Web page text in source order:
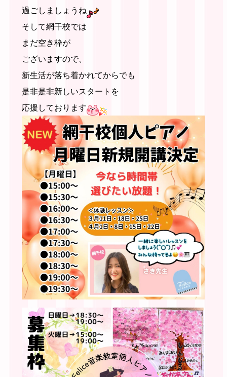
過ごしましょうね
そして網干校では
まだ空き枠が
ございますので、
新生活が落ち着かれてからでも
是非是非新しいスタートを
応援しております